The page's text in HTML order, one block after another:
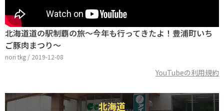
北海道道の駅制覇の旅〜今年も行ってきたよ！豊浦町いち
ご豚肉まつり〜
nori tkg / 2019-12-08
YouTubeの利用規約
北海道